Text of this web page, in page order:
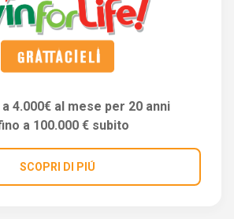
4.000€ al mese per 20 anni
a 100.000 € subito
SCOPRI DI PIÚ